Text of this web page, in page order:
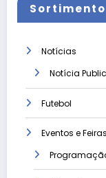
Sortimento
Notícias
Notícia
Futebol
Eventos e Feiras